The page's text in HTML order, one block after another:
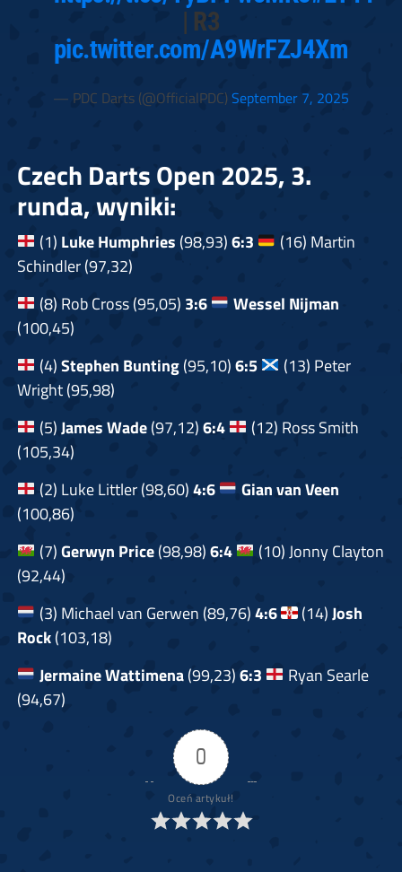
| R3
pic.twitter.com/A9WrFZJ4Xm
— PDC Darts (@OfficialPDC) September 7, 2025
Czech Darts Open 2025, 3.
runda, wyniki:
(1) Luke Humphries (98,93)6:3
(16) Martin
Schindler (97,32)
(8) Rob Cross (95,05) 3:6
Wessel Nijman
(100,45)
(4)Stephen Bunting(95,10)6:5
(13) Peter
Wright (95,98)
(5)James Wade(97,12)6:4
(12) Ross Smith
(105,34)
(2) Luke Littler (98,60)4:6
Gian van Veen
(100,86)
(7)Gerwyn Price(98,98)6:4
(10) Jonny Clayton
(92,44)
(3) Michael van Gerwen (89,76)4:6 (14)Josh
Rock(103,18)
Jermaine Wattimena(99,23)6:3
Ryan Searle
(94,67)
0
Oceń artykuł!